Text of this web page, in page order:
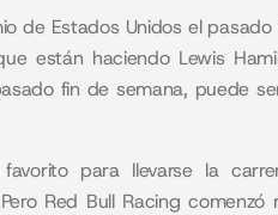
de Estados Unidos el
están haciendo Lewis
fin de semana, puede
para llevarse la
Red Bull Racing comenzó